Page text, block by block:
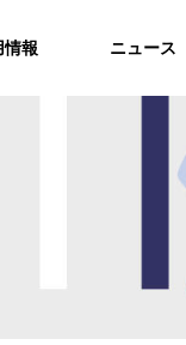
情報 ニュース